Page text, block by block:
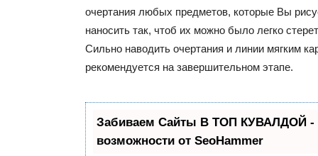
очертания любых предметов, которые Вы
наносить так, чтоб их можно было легко
Сильно наводить очертания и линии мягким
рекомендуется на завершительном этапе.
Забиваем Сайты В ТОП КУВАЛДОЙ -
возможности от SeoHammer